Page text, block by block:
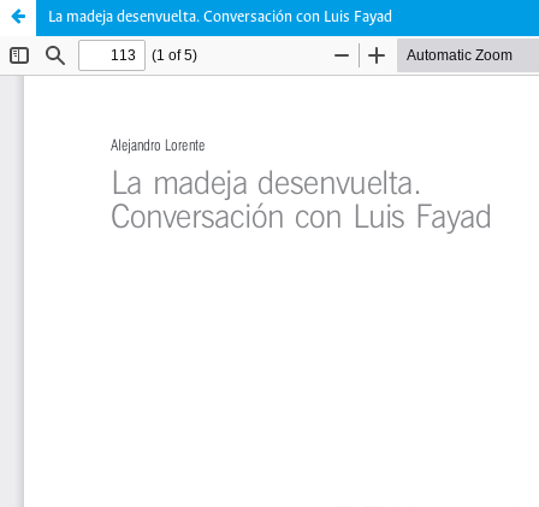
La madeja desenvuelta. Conversación con Luis Fayad